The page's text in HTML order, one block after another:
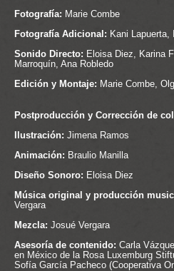
Fotografía: Marie Combe
Fotografía Adicional: Kani Lapuerta,
Sonido Directo: Eloisa Diez, Karina
Marroquín, Ana Robledo
Edición y Montaje: Marie Combe,
Postproducción y Corrección de
Ilustración: Jimena Ramos
Animación: Braulio Manilla
Diseño Sonoro: Eloisa Diez
Música original y producción
Vergara
Mezcla: Josué Vergara
Asesoría de contenido: Carla
en México de la Rosa Luxemburg
Sofía García Pacheco (Cooperativa